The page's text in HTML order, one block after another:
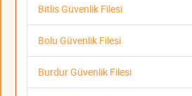
Bitlis Güvenlik Filesi
Bolu Güvenlik Filesi
Burdur Güvenlik Filesi